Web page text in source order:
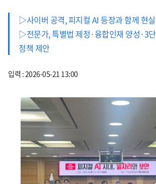
▷사이버 공격, 피지컬 AI 등장과 함께 현
▷전문가, 특별법 제정·융합인재 양성·3
정책 제안
입력 : 2026-05-21 13:00